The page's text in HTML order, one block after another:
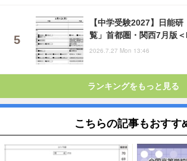
【中学受験2027】日能
覧」首都圏・関西7月版＜
2026.7.27 Mon 13:46
ランキングをもっと見る
こちらの記事もおすす